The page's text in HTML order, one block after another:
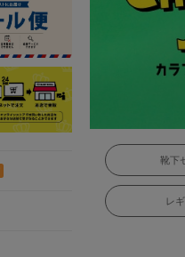
靴下
レ